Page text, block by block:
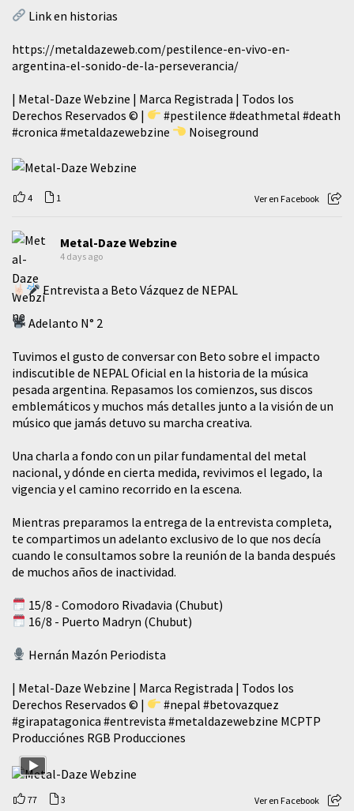
Link en historias
https://metaldazeweb.com/pestilence-en-vivo-en-
argentina-el-sonido-de-la-perseverancia/
| Metal-Daze Webzine | Marca Registrada | Todos los
Derechos Reservados © |
#pestilence #deathmetal #death
#cronica #metaldazewebzine Noiseground
4 1 Ver en Facebook
Metal-Daze Webzine
4 days ago
Entrevista a Beto Vázquez de NEPAL
Adelanto N° 2
Tuvimos el gusto de conversar con Beto sobre el impacto
indiscutible de NEPAL Oficial en la historia de la música
pesada argentina. Repasamos los comienzos, sus discos
emblemáticos y muchos más detalles junto a la visión de un
músico que jamás detuvo su marcha creativa.
​Una charla a fondo con un pilar fundamental del metal
nacional, y dónde en cierta medida, revivimos el legado, la
vigencia y el camino recorrido en la escena.
Mientras preparamos la entrega de la entrevista completa,
te compartimos un adelanto exclusivo de lo que nos decía
cuando le consultamos sobre la reunión de la banda después
de muchos años de inactividad.
15/8 - Comodoro Rivadavia (Chubut)
16/8 - Puerto Madryn (Chubut)
Hernán Mazón Periodista
| Metal-Daze Webzine | Marca Registrada | Todos los
Derechos Reservados © |
#nepal #betovazquez
#girapatagonica #entrevista #metaldazewebzine MCPTP
Producciónes RGB Producciones
77 3 Ver en Facebook